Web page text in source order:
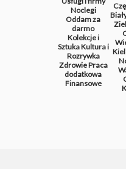
Noclegi
Oddam za
darmo
Kolekcje i
SztukaKultura i
Rozrywka
ZdrowiePraca
dodatkowa
Finansowe